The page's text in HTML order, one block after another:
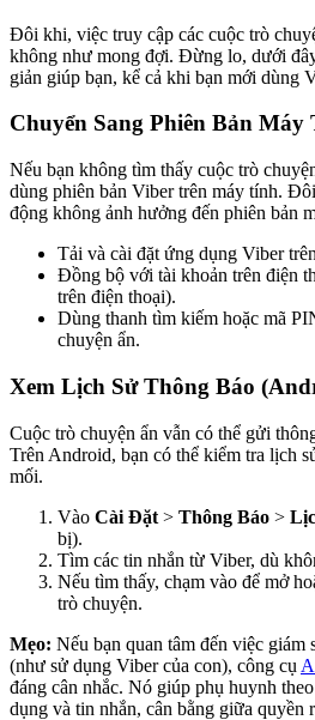
Đôi khi, việc truy cập các cuộc trò
không như mong đợi. Đừng lo, dưới
giản giúp bạn, kể cả khi bạn mới dùng
Chuyển Sang Phiên Bản Máy
Nếu bạn không tìm thấy cuộc trò
dùng phiên bản Viber trên máy tính.
động không ảnh hưởng đến phiên bản
Tải và cài đặt ứng dụng Viber
Đồng bộ với tài khoản trên điện
trên điện thoại).
Dùng thanh tìm kiếm hoặc mã
chuyện ẩn.
Xem Lịch Sử Thông Báo
Cuộc trò chuyện ẩn vẫn có thể gửi
Trên Android, bạn có thể kiểm tra lịch
mối.
Vào Cài Đặt > Thông Báo >
bị).
Tìm các tin nhắn từ Viber, dù
Nếu tìm thấy, chạm vào để mở
trò chuyện.
Mẹo: Nếu bạn quan tâm đến việc giám
(như sử dụng Viber của con), công cụ
đáng cân nhắc. Nó giúp phụ huynh
dụng và tin nhắn, cân bằng giữa quyền